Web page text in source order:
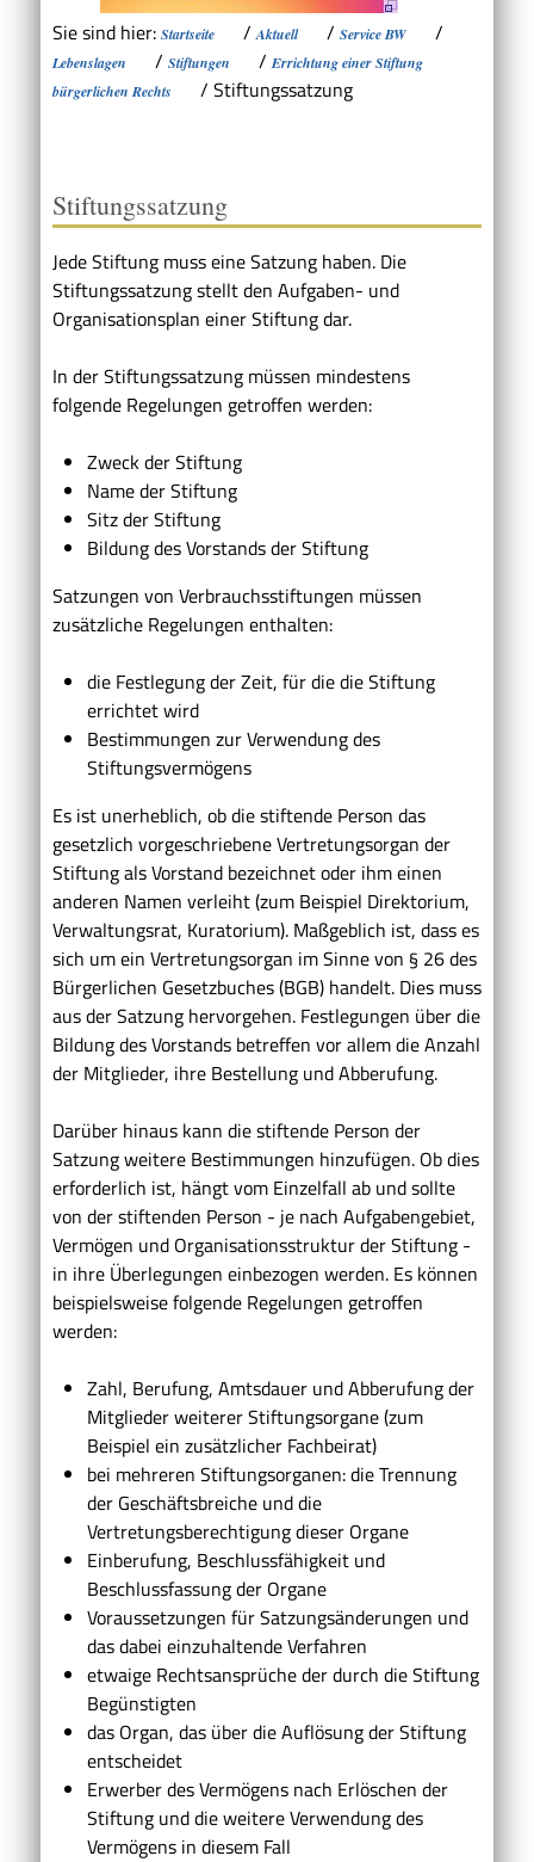
Sie sind hier: Startseite /Aktuell / Service BW /
Lebenslagen / Stiftungen /Errichtung einer Stiftung
bürgerlichen Rechts
/ Stiftungssatzung
Stiftungssatzung
Jede Stiftung muss eine Satzung haben. Die
Stiftungssatzung stellt den Aufgaben- und
Organisationsplan einer Stiftung dar.
In der Stiftungssatzung müssen mindestens
folgende Regelungen getroffen werden:
Zweck der Stiftung
Name der Stiftung
Sitz der Stiftung
Bildung des Vorstands der Stiftung
Satzungen von Verbrauchsstiftungen müssen
zusätzliche Regelungen enthalten:
die Festlegung der Zeit, für die die Stiftung
errichtet wird
Bestimmungen zur Verwendung des
Stiftungsvermögens
Es ist unerheblich, ob die stiftende Person das
gesetzlich vorgeschriebene Vertretungsorgan der
Stiftung als Vorstand bezeichnet oder ihm einen
anderen Namen verleiht (zum Beispiel Direktorium,
Verwaltungsrat, Kuratorium). Maßgeblich ist, dass es
sich um ein Vertretungsorgan im Sinne von § 26 des
Bürgerlichen Gesetzbuches (BGB) handelt. Dies muss
aus der Satzung hervorgehen. Festlegungen über die
Bildung des Vorstands betreffen vor allem die Anzahl
der Mitglieder, ihre Bestellung und Abberufung.
Darüber hinaus kann die stiftende Person der
Satzung weitere Bestimmungen hinzufügen. Ob dies
erforderlich ist, hängt vom Einzelfall ab und sollte
von der stiftenden Person - je nach Aufgabengebiet,
Vermögen und Organisationsstruktur der Stiftung -
in ihre Überlegungen einbezogen werden. Es können
beispielsweise folgende Regelungen getroffen
werden:
Zahl, Berufung, Amtsdauer und Abberufung der
Mitglieder weiterer Stiftungsorgane (zum
Beispiel ein zusätzlicher Fachbeirat)
bei mehreren Stiftungsorganen: die Trennung
der Geschäftsbreiche und die
Vertretungsberechtigung dieser Organe
Einberufung, Beschlussfähigkeit und
Beschlussfassung der Organe
Voraussetzungen für Satzungsänderungen und
das dabei einzuhaltende Verfahren
etwaige Rechtsansprüche der durch die Stiftung
Begünstigten
das Organ, das über die Auflösung der Stiftung
entscheidet
Erwerber des Vermögens nach Erlöschen der
Stiftung und die weitere Verwendung des
Vermögens in diesem Fall